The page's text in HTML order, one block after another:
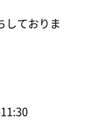
しておりま